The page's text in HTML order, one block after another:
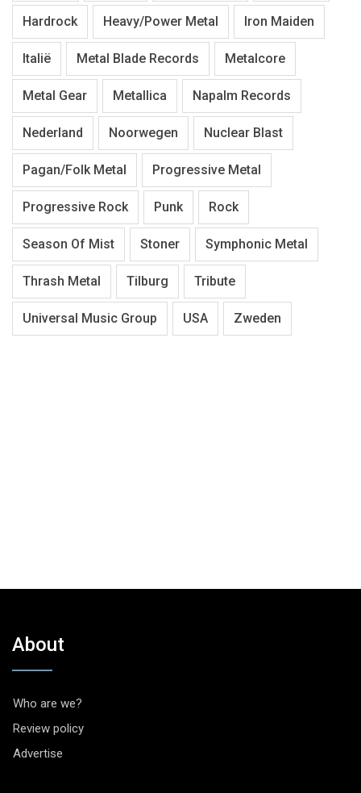
Hardrock Heavy/Power Metal Iron Maiden
Italië Metal Blade Records Metalcore
Metal Gear Metallica Napalm Records
Nederland Noorwegen Nuclear Blast
Pagan/Folk Metal Progressive Metal
Progressive Rock Punk Rock
Season Of Mist Stoner Symphonic Metal
Thrash Metal Tilburg Tribute
Universal Music Group USA Zweden
About
Who are we?
Review policy
Advertise